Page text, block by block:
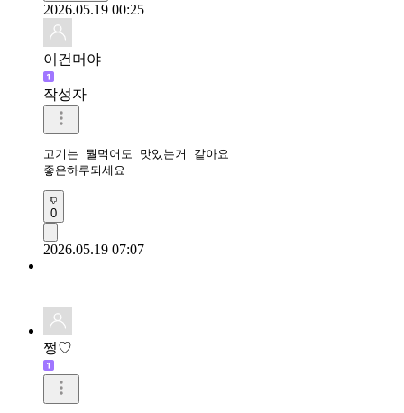
2026.05.19 00:25
이건머야
작성자
고기는 뭘먹어도 맛있는거 같아요
좋은하루되세요
0
2026.05.19 07:07
쩡♡